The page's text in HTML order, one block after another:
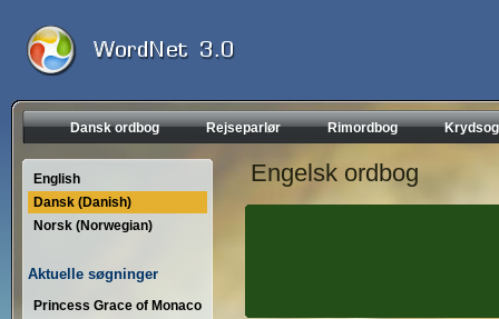
Dansk ordbog Rejseparlør Rimordbog
English
Dansk (Danish)
Norsk (Norwegian)
Aktuelle søgninger
Princess Grace of Monaco
Engelsk ordbog